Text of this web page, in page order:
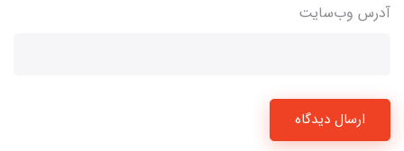
آدرس وب‌سایت
ارسال دیدگاه